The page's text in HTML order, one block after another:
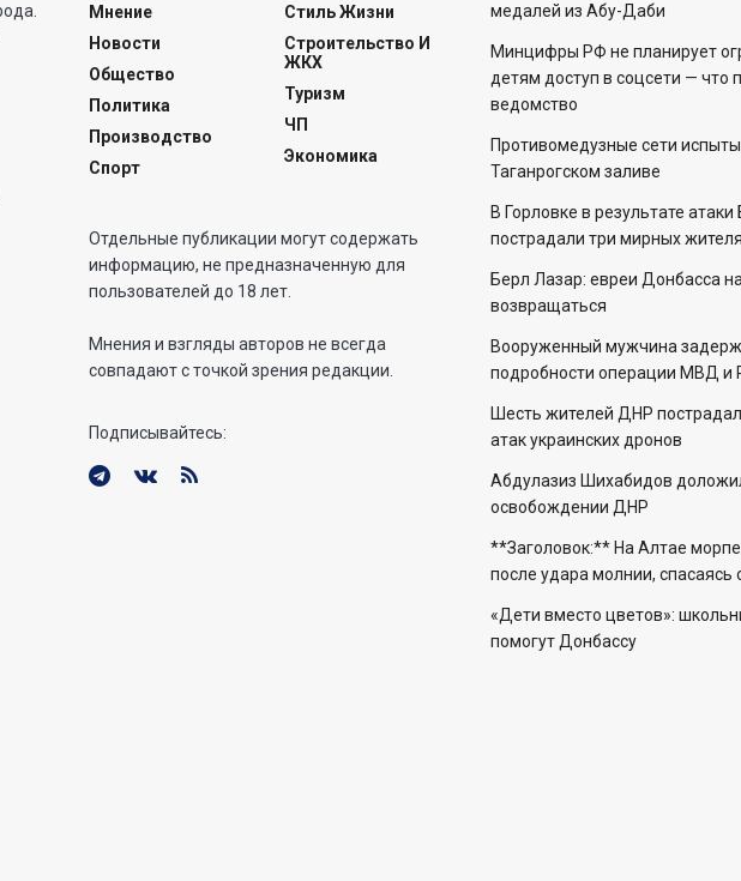
Мнение
Новости
Общество
Политика
Производство
Спорт
Стиль Жизни
Строительство И
ЖКХ
Туризм
ЧП
Экономика
Отдельные публикации могут содержать
информацию, не предназначенную для
пользователей до 18 лет.
Мнения и взгляды авторов не всегда
совпадают с точкой зрения редакции.
Подписывайтесь:
медалей из Абу-Даби
Минцифры РФ не планирует
детям доступ в соцсети — что
ведомство
Противомедузные сети
Таганрогском заливе
В Горловке в результате
пострадали три мирных жителя.
Берл Лазар: евреи Донбасса
возвращаться
Вооруженный мужчина
подробности операции МВД и
Шесть жителей ДНР
атак украинских дронов
Абдулазиз Шихабидов
освобождении ДНР
**Заголовок:** На Алтае
после удара молнии, спасаясь
«Дети вместо цветов»:
помогут Донбассу